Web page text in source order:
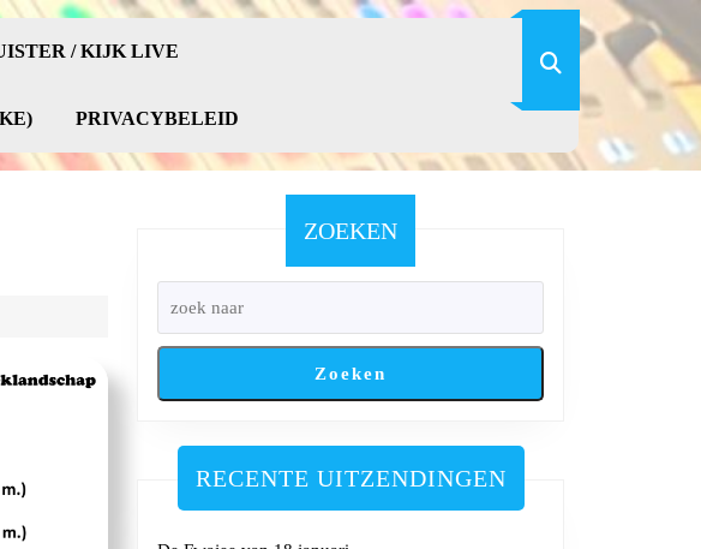
/ KIJK LIVE
PRIVACYBELEID
ZOEKEN
Zoeken
RECENTE UITZENDINGEN